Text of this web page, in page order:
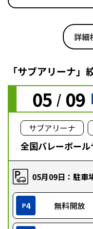
詳細
「サブアリーナ」
05 / 09
サブアリーナ
全国バレーボー
05月09日：駐車
P4 無料開放